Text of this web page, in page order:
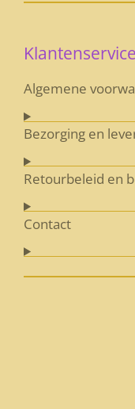
Klantenservice
Algemene
Bezorging en
Retourbeleid en
Contact